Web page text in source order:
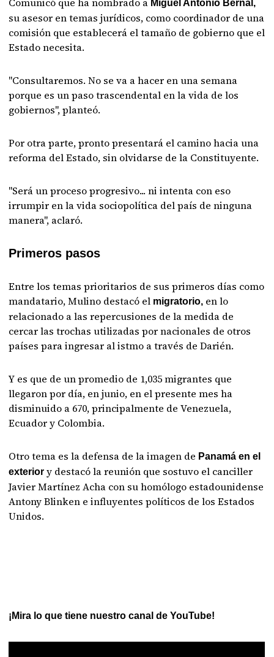
Miguel Antonio Bernal,
su asesor en temas jurídicos, como coordinador de una
comisión que establecerá el tamaño de gobierno que el
Estado necesita.
"Consultaremos. No se va a hacer en una semana
porque es un paso trascendental en la vida de los
gobiernos", planteó.
Por otra parte, pronto presentará el camino hacia una
reforma del Estado, sin olvidarse de la Constituyente.
"Será un proceso progresivo... ni intenta con eso
irrumpir en la vida sociopolítica del país de ninguna
manera", aclaró.
Primeros pasos
Entre los temas prioritarios de sus primeros días como
mandatario, Mulino destacó el migratorio, en lo
relacionado a las repercusiones de la medida de
cercar las trochas utilizadas por nacionales de otros
países para ingresar al istmo a través de Darién.
Y es que de un promedio de 1,035 migrantes que
llegaron por día, en junio, en el presente mes ha
disminuido a 670, principalmente de Venezuela,
Ecuador y Colombia.
Otro tema es la defensa de la imagen de Panamá en el
exterior y destacó la reunión que sostuvo el canciller
Javier Martínez Acha con su homólogo estadounidense
Antony Blinken e influyentes políticos de los Estados
Unidos.
¡Mira lo que tiene nuestro canal de YouTube!